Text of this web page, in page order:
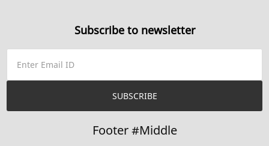
Subscribe to newsletter
Footer #Middle